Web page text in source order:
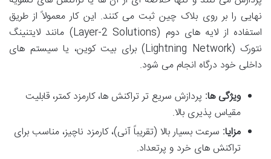
نهایی را بر روی بلاک چین ثبت می کنند. این کار معمولاً از طریق
استفاده از لایه های دوم (Layer-2 Solutions) مانند لایتنینگ
نتورک (Lightning Network) برای بیت کوین، یا سیستم های
داخلی خود درگاه انجام می شود.
ویژگی ها: پردازش سریع تر تراکنش ها، کارمزد کمتر، قابلیت
مقیاس پذیری بالا.
مزایا: سرعت بسیار بالا (تقریباً آنی)، کارمزد ناچیز، مناسب برای
تراکنش های خرد و پرتعداد.